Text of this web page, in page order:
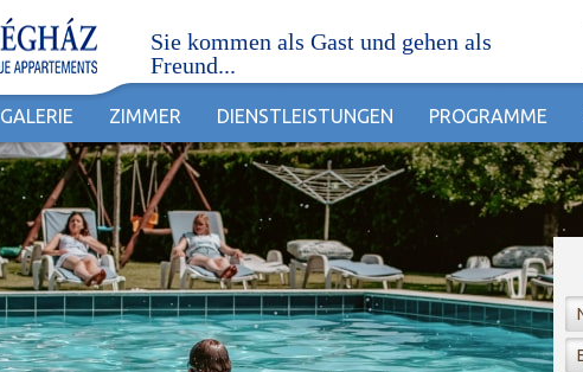
Sie kommen als Gast und gehen als
Freund...
GALERIE ZIMMER DIENSTLEISTUNGEN PROGRAMME